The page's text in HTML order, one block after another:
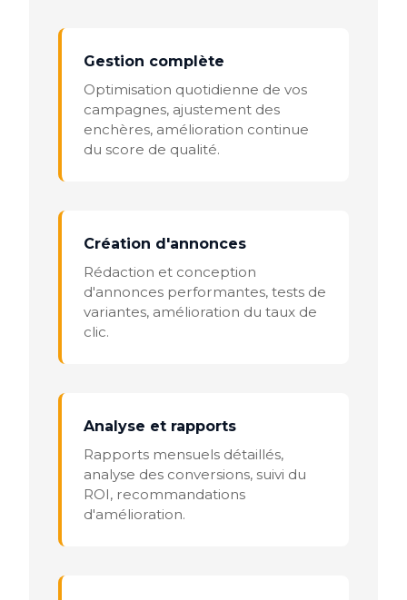
Gestion complète
Optimisation quotidienne de vos
campagnes, ajustement des
enchères, amélioration continue
du score de qualité.
Création d'annonces
Rédaction et conception
d'annonces performantes, tests de
variantes, amélioration du taux de
clic.
Analyse et rapports
Rapports mensuels détaillés,
analyse des conversions, suivi du
ROI, recommandations
d'amélioration.